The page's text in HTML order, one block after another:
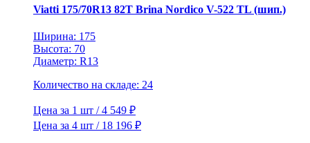
Viatti 175/70R13 82T Brina Nordico V-522 TL (шип.)
Ширина: 175
Высота: 70
Диаметр: R13
Количество на складе: 24
Цена за 1 шт / 4 549 ₽
Цена за 4 шт / 18 196 ₽